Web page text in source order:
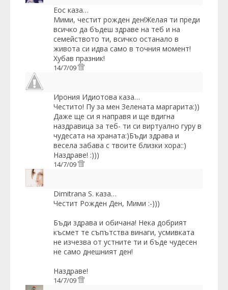
Еoc каза…
Мими, честит рожден ден!Желая ти преди
всичко да бъдеш здраве на теб и на
семейството ти, всичко останало в
живота си идва само в точния момент!
Хубав празник!
14/7/09
Ирония Идиотова каза…
Честито! Пу за мен Зелената маргарита:))
Даже ще си я направя и ще вдигна
наздравица за теб- ти си виртуално гуру в
чудесата на храната:)Бъди здрава и
весела забава с твоите близки хора::)
Наздраве! :)))
14/7/09
Dimitrana S. каза…
Честит Рожден Ден, Мими :-)))
Бъди здрава и обичана! Нека добрият
късмет те съпътства винаги, усмивката
не изчезва от устните ти и бъде чудесен
не само днешният ден!
Наздраве!
14/7/09